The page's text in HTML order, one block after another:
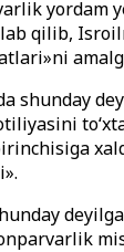
yordam
qilib,
shunday